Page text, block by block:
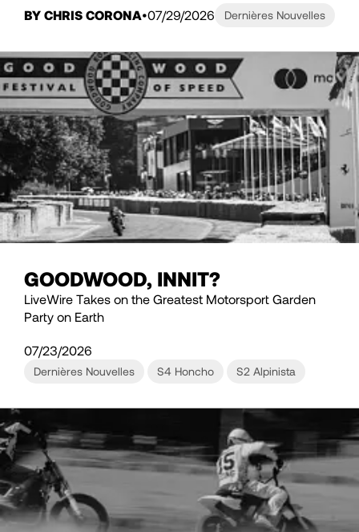
BY CHRIS CORONA 07/29/2026 Dernières Nouvelles
GOODWOOD, INNIT?
LiveWire Takes on the Greatest Motorsport Garden
Party on Earth
07/23/2026
Dernières Nouvelles S4 Honcho S2 Alpinista